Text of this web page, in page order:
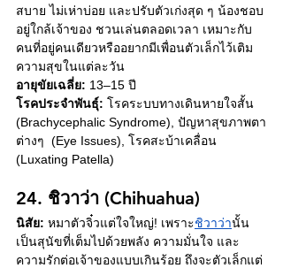
สบาย ไม่เห่าบ่อย และปรับตัวเก่งสุด ๆ น้องชอบ
อยู่ใกล้เจ้าของ ชวนเล่นตลอดเวลา เหมาะกับ
คนที่อยู่คนเดียวหรืออยากมีเพื่อนตัวเล็กไว้เติม
ความสุขในแต่ละวัน
อายุขัยเฉลี่ย: 13–15 ปี
โรคประจำพันธุ์: โรคระบบทางเดินหายใจสั้น
(Brachycephalic Syndrome), ปัญหาสุขภาพตา
ต่างๆ  (Eye Issues), โรคสะบ้าเคลื่อน
(Luxating Patella)
24. ชิวาว่า (Chihuahua)
นิสัย: หมาตัวจิ๋วแต่ใจใหญ่! เพราะชิวาว่านั้น
เป็นสุนัขที่เต็มไปด้วยพลัง ความมั่นใจ และ
ความรักต่อเจ้าของแบบเกินร้อย ถึงจะตัวเล็กแต่